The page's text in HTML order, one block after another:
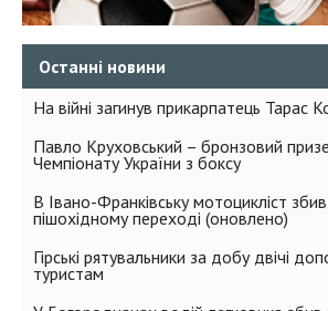
Останні новини
На війні загинув прикарпатець Тарас
Павло Круховський – бронзовий
Чемпіонату України з боксу
В Івано-Франківську мотоцикліст
пішохідному переході (оновлено)
Гірські рятувальники за добу двічі
туристам